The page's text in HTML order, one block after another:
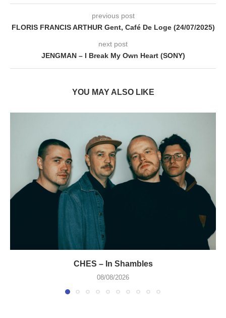
previous post
FLORIS FRANCIS ARTHUR Gent, Café De Loge (24/07/2025)
next post
JENGMAN – I Break My Own Heart (SONY)
YOU MAY ALSO LIKE
CHES – In Shambles
08/08/2026